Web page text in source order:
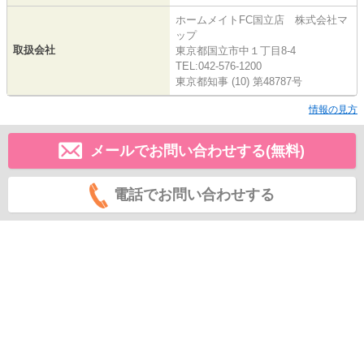
取扱会社
ホームメイトFC国立店 株式会社マ
ップ
東京都国立市中１丁目8-4
TEL:042-576-1200
東京都知事 (10) 第48787号
情報の見方
メールでお問い合わせする(無料)
電話でお問い合わせする